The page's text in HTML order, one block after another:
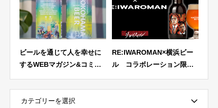
ビールを通じて人を幸せに
するWEBマガジン&コミュ
浜セゾン缶をご紹介いただ
きました
RE:IWAROMAN×横浜ビー
ル コラボレーション限定
12時より予約受付開始！限
精